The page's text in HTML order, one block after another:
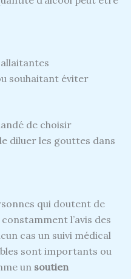
souhaitant éviter
de choisir
diluer les gouttes dans
qui doutent de
l’avis des
cas un suivi médical
sont importants ou
un soutien